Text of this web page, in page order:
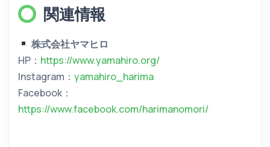
関連情報
株式会社ヤマヒロ
HP： https://www.yamahiro.org/
Instagram： yamahiro_harima
Facebook：
https://www.facebook.com/harimanomori/